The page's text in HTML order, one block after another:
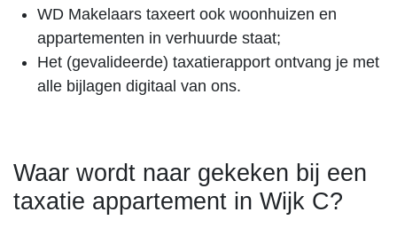
WD Makelaars taxeert ook woonhuizen en
appartementen in verhuurde staat;
Het (gevalideerde) taxatierapport ontvang je met
alle bijlagen digitaal van ons.
Waar wordt naar gekeken bij een
taxatie appartement in Wijk C?